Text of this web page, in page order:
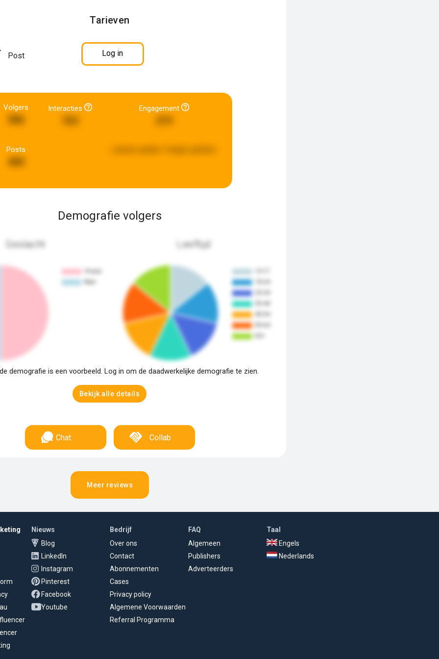
Tarieven
Post Log in
Volgers
586
Interacties Engagement
Posts
400
Demografie volgers
Geslacht Leeftijd
demografie is een voorbeeld. Log in om de daadwerkelijke demografie te zien.
Bekijk alle details
Chat Collab
Meer reviews
Nieuws
Blog
LinkedIn
Instagram
Pinterest
Facebook
Youtube
Bedrijf
Over ons
Contact
Abonnementen
Cases
Privacy policy
Algemene Voorwaarden
Referral Programma
FAQ
Algemeen
Publishers
Adverteerders
Taal
Engels
Nederlands